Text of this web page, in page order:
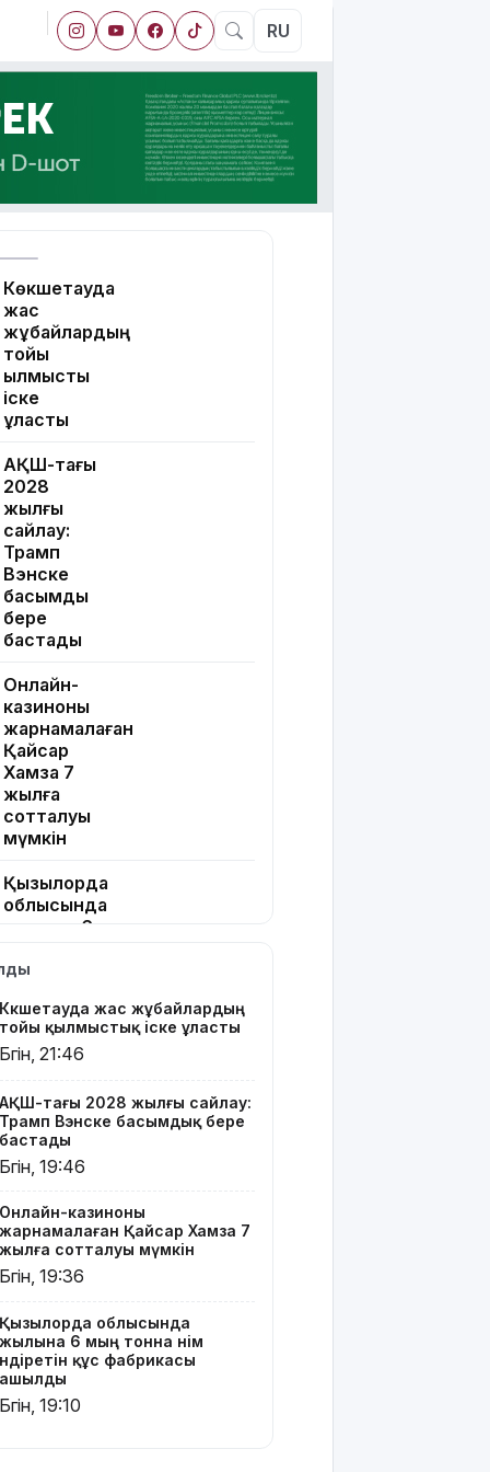
RU
Көкшетауда
жас
жұбайлардың
тойы
қылмыстық
іске
ұласты
АҚШ-тағы
2028
жылғы
сайлау:
Трамп
Вэнске
басымдық
бере
бастады
Онлайн-
казиноны
жарнамалаған
Қайсар
Хамза 7
жылға
сотталуы
мүмкін
Қызылорда
облысында
жылына 6
өнім
құс
фабрикасы
ашылды
Балағат
сөздер
жариялаған
TikTok
қамауға
алынды
Құтқарушылар
метр
биіктіктегі
туристерге
көмек
көрсетті
Көкшетауда жас жұбайлардың
тойы қылмыстық іске ұласты
Бүгін, 21:46
АҚШ-тағы 2028 жылғы сайлау:
Трамп Вэнске басымдық бере
бастады
Бүгін, 19:46
Онлайн-казиноны
жарнамалаған Қайсар Хамза 7
жылға сотталуы мүмкін
Бүгін, 19:36
Қызылорда облысында
жылына 6 мың тонна өнім
өндіретін құс фабрикасы
ашылды
Бүгін, 19:10